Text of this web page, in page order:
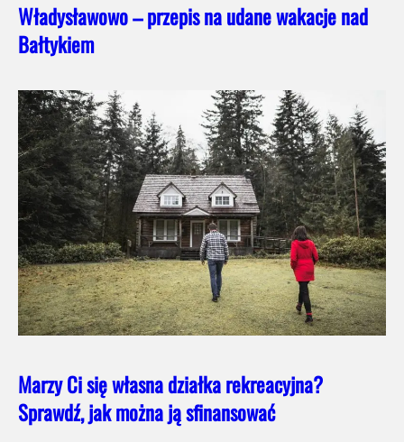
Władysławowo – przepis na udane wakacje nad
Bałtykiem
Marzy Ci się własna działka rekreacyjna?
Sprawdź, jak można ją sfinansować